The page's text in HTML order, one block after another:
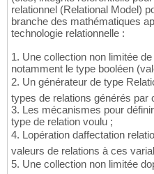
relationnel (Relational Model)
branche des mathématiques
technologie relationnelle :
1. Une collection non limitée
notamment le type booléen
2. Un générateur de type
types de relations générés par
3. Les mécanismes pour
type de relation voulu ;
4. Lopération daffectation
valeurs de relations à ces
5. Une collection non limitée